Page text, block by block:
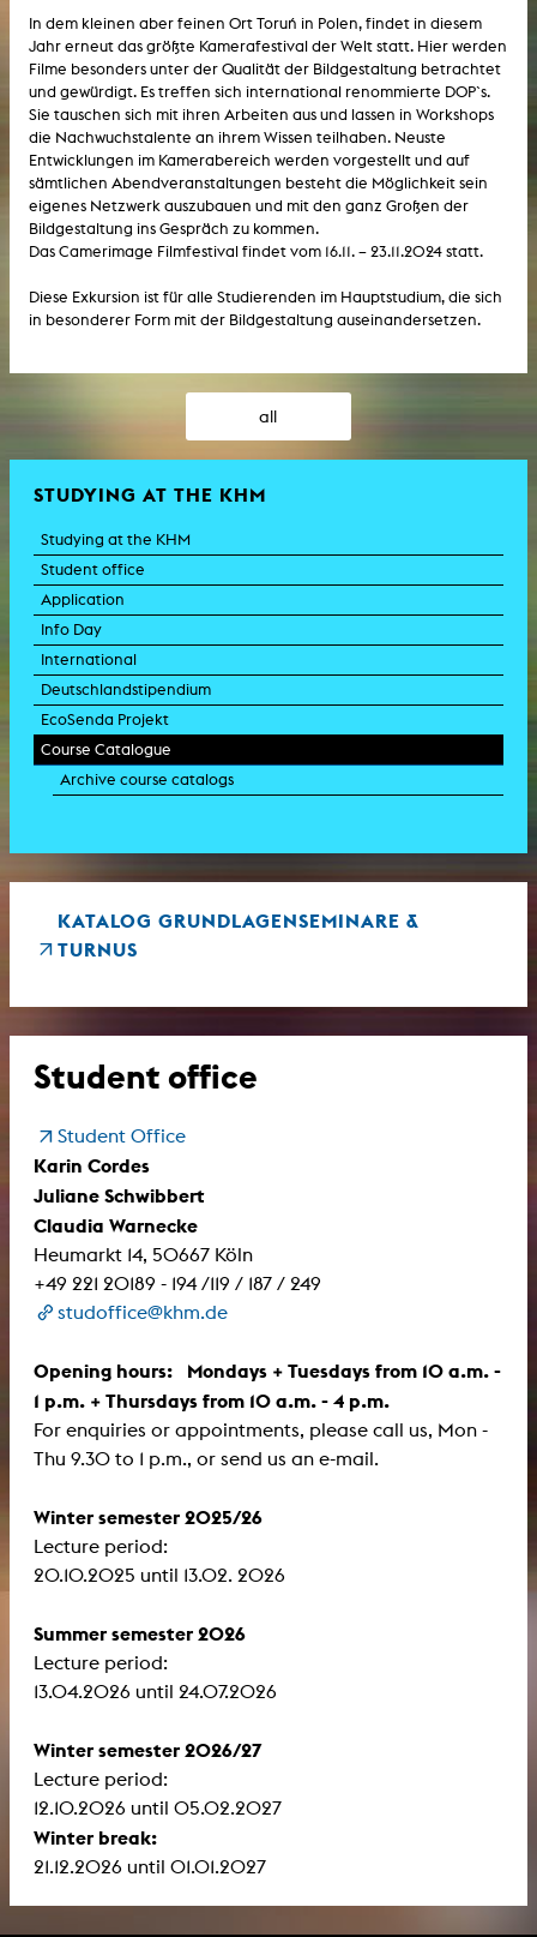
In dem kleinen aber feinen Ort Toruń in Polen, findet in diesem
Jahr erneut das größte Kamerafestival der Welt statt. Hier werden
Filme besonders unter der Qualität der Bildgestaltung betrachtet
und gewürdigt. Es treffen sich international renommierte DOP`s.
Sie tauschen sich mit ihren Arbeiten aus und lassen in Workshops
die Nachwuchstalente an ihrem Wissen teilhaben. Neuste
Entwicklungen im Kamerabereich werden vorgestellt und auf
sämtlichen Abendveranstaltungen besteht die Möglichkeit sein
eigenes Netzwerk auszubauen und mit den ganz Großen der
Bildgestaltung ins Gespräch zu kommen.
Das Camerimage Filmfestival findet vom 16.11. – 23.11.2024 statt.
Diese Exkursion ist für alle Studierenden im Hauptstudium, die sich
in besonderer Form mit der Bildgestaltung auseinandersetzen.
all
STUDYING AT THE KHM
Studying at the KHM
Student office
Application
Info Day
International
Deutschlandstipendium
EcoSenda Projekt
Course Catalogue
Archive course catalogs
KATALOG GRUNDLAGENSEMINARE &
TURNUS
Student office
Student Office
Karin Cordes
Juliane Schwibbert
Claudia Warnecke
Heumarkt 14, 50667 Köln
+49 221 20189 - 194 /119 / 187 / 249
studoffice@khm.de
Opening hours: Mondays + Tuesdays from 10 a.m. -
1 p.m. + Thursdays from 10 a.m. - 4 p.m.
For enquiries or appointments, please call us, Mon -
Thu 9.30 to 1 p.m., or send us an e-mail.
Winter semester 2025/26
Lecture period:
​​​​​​​20.10.2025 until 13.02. 2026
Summer semester 2026
Lecture period:
13.04.2026 until 24.07.2026
Winter semester 2026/27
Lecture period:
12.10.2026 until 05.02.2027
Winter break:
21.12.2026 until 01.01.2027